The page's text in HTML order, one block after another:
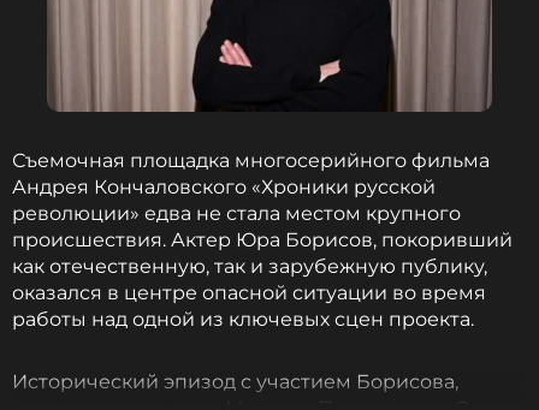
Съемочная площадка многосерийного фильма
Андрея Кончаловского «Хроники русской
революции» едва не стала местом крупного
происшествия. Актер Юра Борисов, покоривший
как отечественную, так и зарубежную публику,
оказался в центре опасной ситуации во время
работы над одной из ключевых сцен проекта.
Исторический эпизод с участием Борисова,